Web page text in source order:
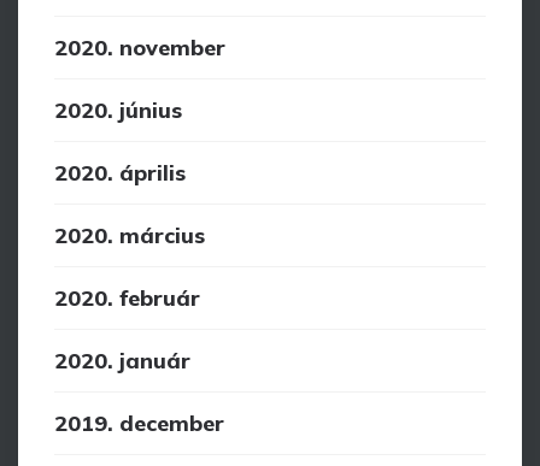
2020. november
2020. június
2020. április
2020. március
2020. február
2020. január
2019. december